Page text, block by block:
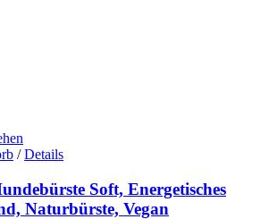
/ Details
Soft, Energetisches
Naturbürste, Vegan